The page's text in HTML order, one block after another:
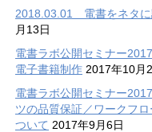
2018.03.01 電書をネタに
月13日
電書ラボ公開セミナー
電子書籍制作 2017年10月
電書ラボ公開セミナー
ツの品質保証／ワークフ
ついて 2017年9月6日